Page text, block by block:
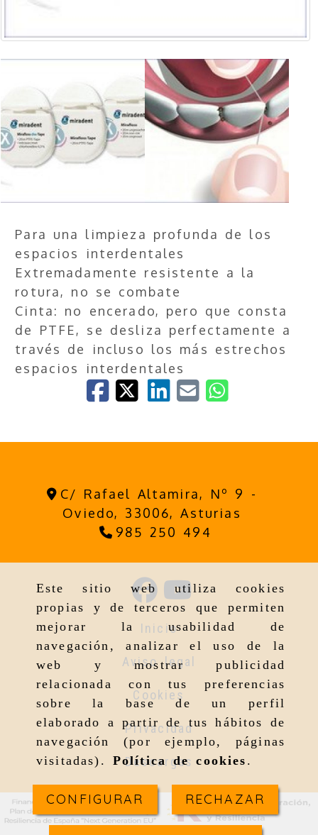
Este sitio web utiliza cookies
propias y de terceros que permiten
mejorar la usabilidad de
navegación, analizar el uso de la
web y mostrar publicidad
relacionada con tus preferencias
sobre la base de un perfil
elaborado a partir de tus hábitos de
navegación (por ejemplo, páginas
visitadas). Política de cookies .
CONFIGURAR RECHAZAR
Para una limpieza profunda de los
espacios interdentales
Extremadamente resistente a la
rotura, no se combate
Cinta: no encerado, pero que consta
de PTFE, se desliza perfectamente a
través de incluso los más estrechos
espacios interdentales
C/ Rafael Altamira, Nº 9 -
Oviedo, 33006,Asturias
985 250 494
Inicio
Aviso legal
Cookies
Privacidad
Descargas